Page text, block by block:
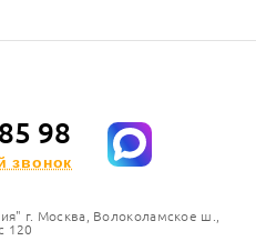
98
звонок
г. Москва, Волоколамское ш.,
120